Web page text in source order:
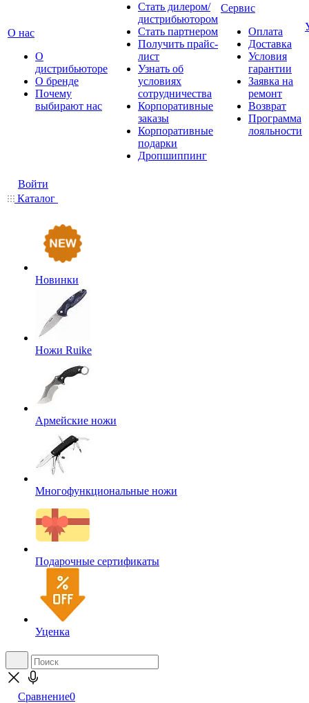
О нас
О
дистрибьюторе
О бренде
Почему
выбирают нас
Стать дилером/
дистрибьютором
Стать партнером
Получить прайс-
лист
Узнать об
условиях
сотрудничества
Корпоративные
заказы
Корпоративные
подарки
Дропшиппинг
Сервис
Оплата
Доставка
Условия
гарантии
Заявка на
ремонт
Возврат
Программа
лояльности
Войти
Каталог
Новинки
Ножи Ruike
Армейские ножи
Многофункциональные ножи
Подарочные сертификаты
Уценка
Сравнение0